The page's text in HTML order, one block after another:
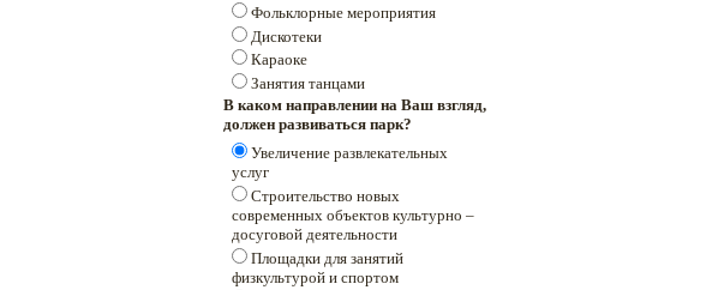
Фольклорные мероприятия
Дискотеки
Караоке
Занятия танцами
В каком направлении на Ваш взгляд,
должен развиваться парк?
Увеличение развлекательных
услуг
Строительство новых
современных объектов культурно –
досуговой деятельности
Площадки для занятий
физкультурой и спортом